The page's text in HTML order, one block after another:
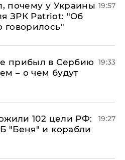
почему у Украины
ЗРК Patriot: "Об
говорилось"
19:57
прибыл в Сербию
– о чем будут
19:33
102 цели РФ:
"Беня" и корабли
19:27